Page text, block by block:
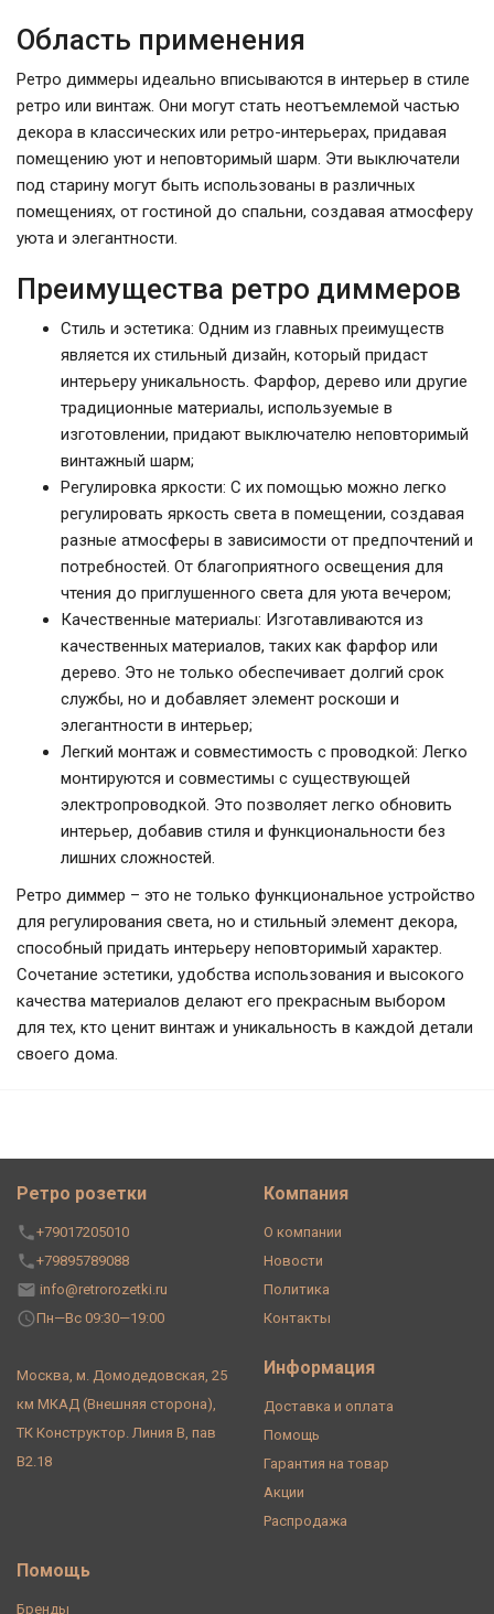
Область применения
Ретро диммеры идеально вписываются в интерьер в стиле
ретро или винтаж. Они могут стать неотъемлемой частью
декора в классических или ретро-интерьерах, придавая
помещению уют и неповторимый шарм. Эти выключатели
под старину могут быть использованы в различных
помещениях, от гостиной до спальни, создавая атмосферу
уюта и элегантности.
Преимущества ретро диммеров
Стиль и эстетика: Одним из главных преимуществ
является их стильный дизайн, который придаст
интерьеру уникальность. Фарфор, дерево или другие
традиционные материалы, используемые в
изготовлении, придают выключателю неповторимый
винтажный шарм;
Регулировка яркости: С их помощью можно легко
регулировать яркость света в помещении, создавая
разные атмосферы в зависимости от предпочтений и
потребностей. От благоприятного освещения для
чтения до приглушенного света для уюта вечером;
Качественные материалы: Изготавливаются из
качественных материалов, таких как фарфор или
дерево. Это не только обеспечивает долгий срок
службы, но и добавляет элемент роскоши и
элегантности в интерьер;
Легкий монтаж и совместимость с проводкой: Легко
монтируются и совместимы с существующей
электропроводкой. Это позволяет легко обновить
интерьер, добавив стиля и функциональности без
лишних сложностей.
Ретро диммер – это не только функциональное устройство
для регулирования света, но и стильный элемент декора,
способный придать интерьеру неповторимый характер.
Сочетание эстетики, удобства использования и высокого
качества материалов делают его прекрасным выбором
для тех, кто ценит винтаж и уникальность в каждой детали
своего дома.
Ретро розетки
+79017205010
+79895789088
info@retrorozetki.ru
Пн—Вс 09:30—19:00
Москва, м. Домодедовская, 25
км МКАД (Внешняя сторона),
ТК Конструктор. Линия В, пав
В2.18
Компания
О компании
Новости
Политика
Контакты
Информация
Доставка и оплата
Помощь
Гарантия на товар
Акции
Распродажа
Помощь
Бренды